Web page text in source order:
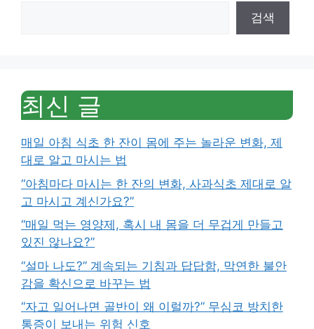
검색
최신 글
매일 아침 식초 한 잔이 몸에 주는 놀라운 변화, 제
대로 알고 마시는 법
“아침마다 마시는 한 잔의 변화, 사과식초 제대로 알
고 마시고 계신가요?”
“매일 먹는 영양제, 혹시 내 몸을 더 무겁게 만들고
있진 않나요?”
“설마 나도?” 계속되는 기침과 답답함, 막연한 불안
감을 확신으로 바꾸는 법
“자고 일어나면 골반이 왜 이럴까?” 무심코 방치한
통증이 보내는 위험 신호